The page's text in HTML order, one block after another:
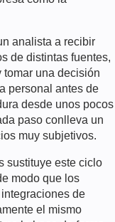
analista a recibir
de distintas fuentes,
tomar una decisión
personal antes de
desde unos pocos
paso conlleva un
muy subjetivos.
sustituye este ciclo
modo que los
de
el mismo